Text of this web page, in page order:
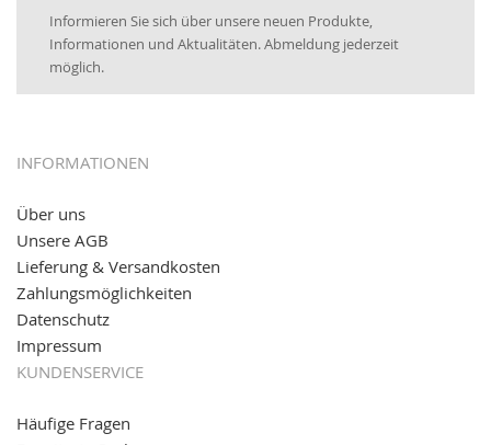
16.01.2017:JETZT NEU- Visa & MasterCard (inkl.
Maestro)
12.01.2017:JETZT NEU- giropay, SOFORT-Überweisung
05.09.2016: NEUE Topseller bei
11.08.2016: Gerade entsteht unser "neuer"
Partnershop
Online-Shop für einfaches Transportieren. Einfach
reinschauen...
Informieren Sie sich über unsere neuen Produkte,
Informationen und Aktualitäten. Abmeldung jederzeit
möglich.
INFORMATIONEN
Über uns
Unsere AGB
Lieferung & Versandkosten
Zahlungsmöglichkeiten
Datenschutz
Impressum
KUNDENSERVICE
Häufige Fragen